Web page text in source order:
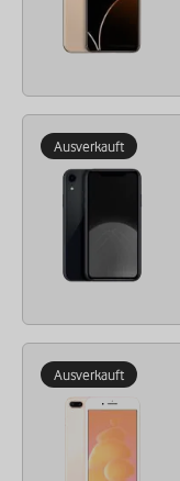
Ausverkauft
Ausverkauft